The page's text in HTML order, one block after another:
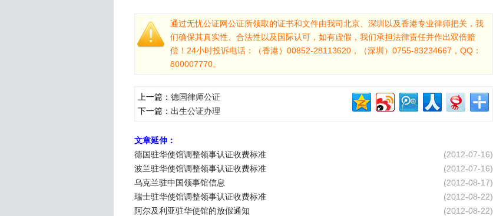
通过无忧公证网公证所领取的证书和文件由我司北京、深圳以及香港专业律师把关，我
们确保其真实性、合法性以及国际认可，如有虚假，我们承担法律责任并作出双倍赔
偿！24小时投诉电话：（香港）00852-28113620，（深圳）0755-83234667，QQ：
800007770。
上一篇： 德国律师公证
下一篇： 出生公证办理
文章延伸：
(2012-07-16)
德国驻华使馆调整领事认证收费标准
(2012-07-16)
波兰驻华使馆调整领事认证收费标准
(2012-08-17)
乌克兰驻中国领事馆信息
(2012-08-22)
瑞士驻华使馆调整领事认证收费标准
(2012-08-22)
阿尔及利亚驻华使馆的放假通知